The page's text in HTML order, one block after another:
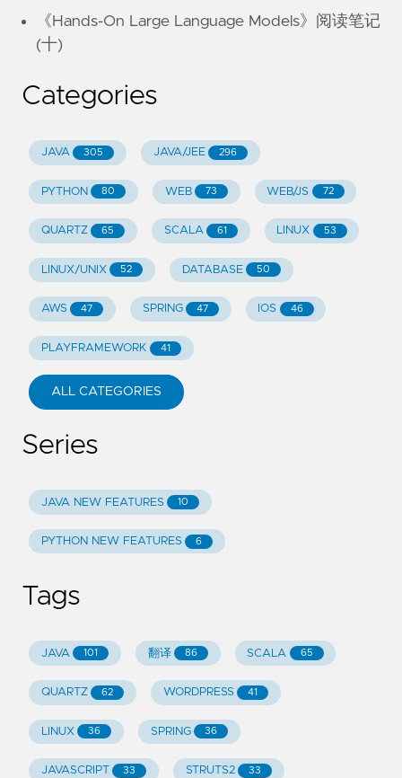
《Hands-On Large Language Models》阅读笔记
(十)
Categories
JAVA 305 JAVA/JEE 296
PYTHON 80 WEB 73 WEB/JS 72
QUARTZ 65 SCALA 61 LINUX 53
LINUX/UNIX 52 DATABASE 50
AWS 47 SPRING 47 IOS 46
PLAYFRAMEWORK 41
ALL CATEGORIES
Series
JAVA NEW FEATURES 10
PYTHON NEW FEATURES 6
Tags
JAVA 101 翻译 86 SCALA 65
QUARTZ 62 WORDPRESS 41
LINUX 36 SPRING 36
JAVASCRIPT 33 STRUTS2 33